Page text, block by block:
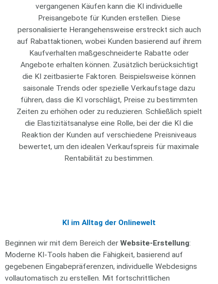
vergangenen Käufen kann die KI individuelle
Preisangebote für Kunden erstellen. Diese
personalisierte Herangehensweise erstreckt sich auch
auf Rabattaktionen, wobei Kunden basierend auf ihrem
Kaufverhalten maßgeschneiderte Rabatte oder
Angebote erhalten können. Zusätzlich berücksichtigt
die KI zeitbasierte Faktoren. Beispielsweise können
saisonale Trends oder spezielle Verkaufstage dazu
führen, dass die KI vorschlägt, Preise zu bestimmten
Zeiten zu erhöhen oder zu reduzieren. Schließlich spielt
die Elastizitätsanalyse eine Rolle, bei der die KI die
Reaktion der Kunden auf verschiedene Preisniveaus
bewertet, um den idealen Verkaufspreis für maximale
Rentabilität zu bestimmen.
KI im Alltag der Onlinewelt
Beginnen wir mit dem Bereich der Website-Erstellung:
Moderne KI-Tools haben die Fähigkeit, basierend auf
gegebenen Eingabepräferenzen, individuelle Webdesigns
vollautomatisch zu erstellen. Mit fortschrittlichen